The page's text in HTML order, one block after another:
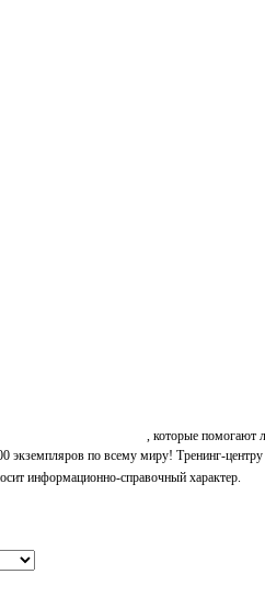
, которые помогают
экземпляров по всему миру! Тренинг-
информационно-справочный характер.